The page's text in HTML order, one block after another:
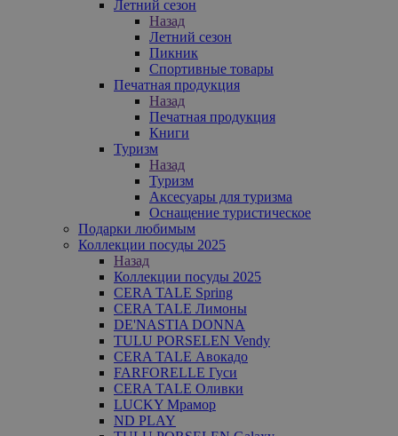
Летний сезон
Назад
Летний сезон
Пикник
Спортивные товары
Печатная продукция
Назад
Печатная продукция
Книги
Туризм
Назад
Туризм
Аксесуары для туризма
Оснащение туристическое
Подарки любимым
Коллекции посуды 2025
Назад
Коллекции посуды 2025
CERA TALE Spring
CERA TALE Лимоны
DE'NASTIA DONNA
TULU PORSELEN Vendy
CERA TALE Авокадо
FARFORELLE Гуси
CERA TALE Оливки
LUCKY Мрамор
ND PLAY